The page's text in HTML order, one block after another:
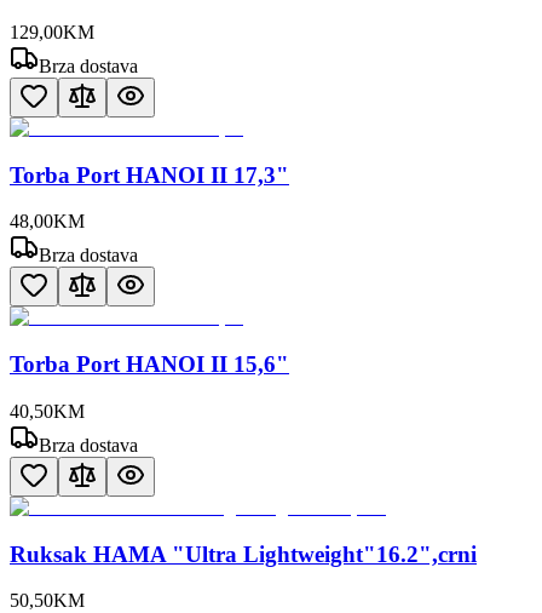
129,00KM
Brza dostava
Torba Port HANOI II 17,3"
48,00KM
Brza dostava
Torba Port HANOI II 15,6"
40,50KM
Brza dostava
Ruksak HAMA "Ultra Lightweight"16.2",crni
50,50KM